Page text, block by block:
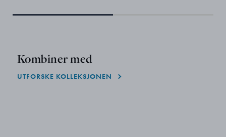
Kombiner med
UTFORSKE KOLLEKSJONEN